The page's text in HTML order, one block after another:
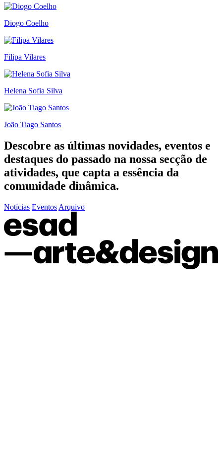
Diogo Coelho
Filipa Vilares
Helena Sofia Silva
João Tiago Santos
Descobre as últimas novidades, eventos e
destaques do passado na nossa secção de
atividades, que capta a essência da
comunidade dinâmica.
Notícias Eventos Arquivo